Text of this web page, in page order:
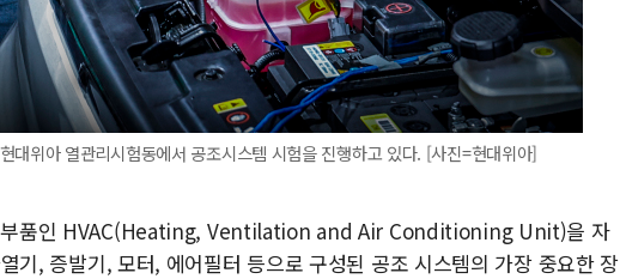
대위아 열관리시험동에서 공조시스템 시험을 진행하고 있다. [사진=현대위아]
부품인 HVAC(Heating, Ventilation and Air Conditioning Unit)을 자
기, 증발기, 모터, 에어필터 등으로 구성된 공조 시스템의 가장 중요한 장